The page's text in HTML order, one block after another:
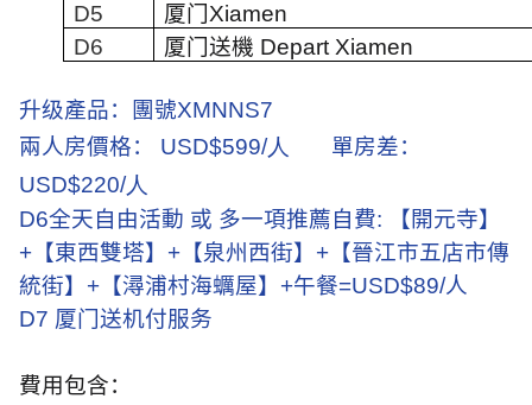
D5
厦门Xiamen
D6
厦门送機 Depart Xiamen
升级產品：團號XMNNS7
兩人房價格：
USD$599/人 單房差：
USD$220/人
D6全天自由活動 或 多一項推薦自費:
【開元寺】
+ 【東西雙塔】 + 【泉州西街】 + 【晉江市五店市傳
統街】 + 【潯浦村海蠣屋】 +午餐=USD$89/人
D7 厦门送机付服务
費用包含：